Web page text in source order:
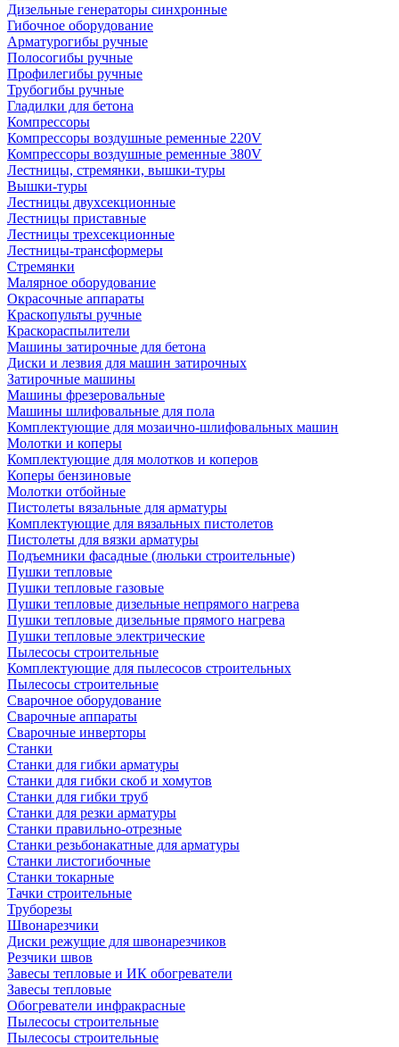
Дизельные генераторы синхронные
Гибочное оборудование
Арматурогибы ручные
Полосогибы ручные
Профилегибы ручные
Трубогибы ручные
Гладилки для бетона
Компрессоры
Компрессоры воздушные ременные 220V
Компрессоры воздушные ременные 380V
Лестницы, стремянки, вышки-туры
Вышки-туры
Лестницы двухсекционные
Лестницы приставные
Лестницы трехсекционные
Лестницы-трансформеры
Стремянки
Малярное оборудование
Окрасочные аппараты
Краскопульты ручные
Краскораспылители
Машины затирочные для бетона
Диски и лезвия для машин затирочных
Затирочные машины
Машины фрезеровальные
Машины шлифовальные для пола
Комплектующие для мозаично-шлифовальных машин
Молотки и коперы
Комплектующие для молотков и коперов
Коперы бензиновые
Молотки отбойные
Пистолеты вязальные для арматуры
Комплектующие для вязальных пистолетов
Пистолеты для вязки арматуры
Подъемники фасадные (люльки строительные)
Пушки тепловые
Пушки тепловые газовые
Пушки тепловые дизельные непрямого нагрева
Пушки тепловые дизельные прямого нагрева
Пушки тепловые электрические
Пылесосы строительные
Комплектующие для пылесосов строительных
Пылесосы строительные
Сварочное оборудование
Сварочные аппараты
Сварочные инверторы
Станки
Станки для гибки арматуры
Станки для гибки скоб и хомутов
Станки для гибки труб
Станки для резки арматуры
Станки правильно-отрезные
Станки резьбонакатные для арматуры
Станки листогибочные
Станки токарные
Тачки строительные
Труборезы
Швонарезчики
Диски режущие для швонарезчиков
Резчики швов
Завесы тепловые и ИК обогреватели
Завесы тепловые
Обогреватели инфракрасные
Пылесосы строительные
Пылесосы строительные